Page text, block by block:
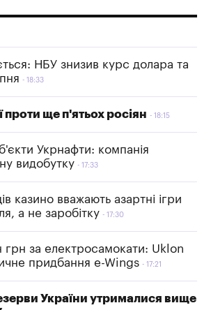
НБУ знизив курс долара та
18:33
проти ще п'ятьох росіян 18:15
Укрнафти: компанія
видобутку
17:33
казино вважають азартні ігри
а не заробітку
17:30
за електросамокати: Uklon
придбання e-Wings
17:21
України утрималися вище